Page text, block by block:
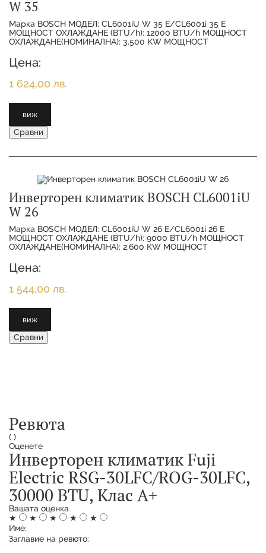
W 35
Марка BOSCH МОДЕЛ: CL6001iU W 35 E/CL6001i 35 E
МОЩНОСТ ОХЛАЖДАНЕ (BTU/h): 12000 BTU/h МОЩНОСТ
ОХЛАЖДАНЕ(НОМИНАЛНА): 3.500 KW МОЩНОСТ
Цена:
1 624,00 лв.
виж
Сравни
Инверторен климатик BOSCH CL6001iU
W 26
Марка BOSCH МОДЕЛ: CL6001iU W 26 E/CL6001i 26 E
МОЩНОСТ ОХЛАЖДАНЕ (BTU/h): 9000 BTU/h МОЩНОСТ
ОХЛАЖДАНЕ(НОМИНАЛНА): 2.600 KW МОЩНОСТ
Цена:
1 544,00 лв.
виж
Сравни
Ревюта
( )
Оценете
Инверторен климатик Fuji
Electric RSG-30LFC/ROG-30LFC,
30000 BTU, Клас A+
Вашата оценка
★
★ ★ ★
★
Име:
Заглавие на ревюто: